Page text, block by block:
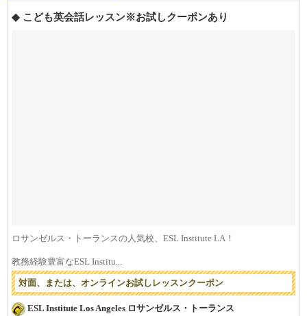
◆ こども英会話レッスン※お試しクーポンあり
ロサンゼルス・トーランスの人気校、ESL Institute LA！
教務経験豊富なESL Institu...
対面、または、オンラインお試しレッスンクーポン
ESL Institute Los Angeles ロサンゼルス・トーランス